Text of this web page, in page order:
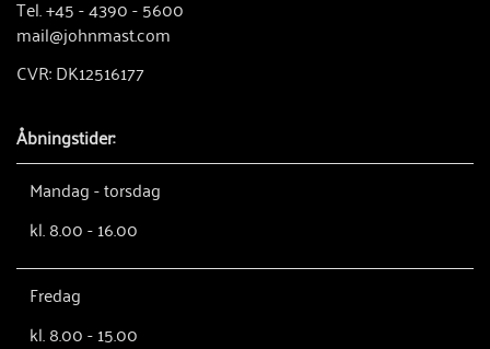
Tel. +45 - 4390 - 5600
mail@johnmast.com
CVR: DK12516177
Åbningstider:
Mandag - torsdag
kl. 8.00 - 16.00
Fredag
kl. 8.00 - 15.00